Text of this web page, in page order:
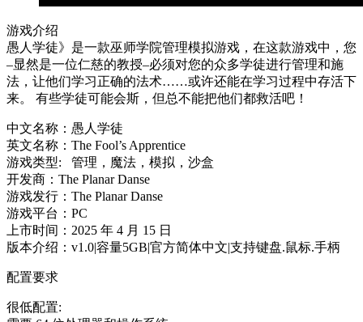
游戏介绍
愚人学徒》是一款巫师学院管理模拟游戏，在这款游戏中，您
–显然是一位仁慈的教授–必须对您的众多学徒进行管理和施
法，让他们学习正确的法术……或许还能在学习过程中存活下
来。 有些学徒可能会斯，但总不能把他们都救活吧！
中文名称：愚人学徒
英文名称：The Fool’s Apprentice
游戏类型: 管理，魔法，模拟，沙盒
开发商：The Planar Danse
游戏发行：The Planar Danse
游戏平台：PC
上市时间：2025 年 4 月 15 日
版本介绍：v1.0|容量5GB|官方简体中文|支持键盘.鼠标.手柄
配置要求
很低配置: